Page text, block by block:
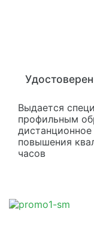
Выдается
профильным
повышения
часов